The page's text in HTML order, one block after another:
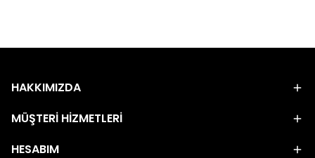
HAKKIMIZDA
MÜŞTERİ HİZMETLERİ
HESABIM